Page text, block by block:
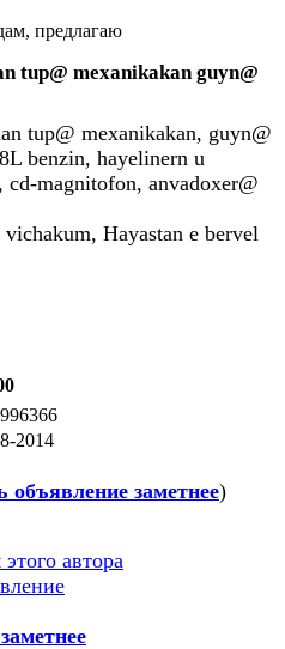
предлагаю
tup@ mexanikakan guyn@
tup@ mexanikakan, guyn@
benzin, hayelinern u
cd-magnitofon, anvadoxer@
Hayastan e bervel
2014
объявление заметнее)
автора